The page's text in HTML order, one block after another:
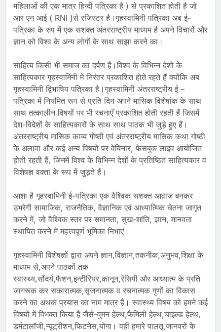
महिलाओं की एक मात्र हिन्दी पत्रिका है ) से प्रकाशित होती है जो
आर एन आई ( RNI )से रजिस्टर है।गृहस्वामिनी पत्रिका अब ई-
पत्रिका के रुप में एक सशक्त अंतरराष्ट्रीय माध्यम है अपने विचारों और
ज्ञान को विश्व के अन्य लोगों के साथ साझा करने का।
साहित्य किसी भी समाज का दर्पण है।विश्व के विभिन्न देशों के
साहित्यकार गृहस्वामिनी में निरंतर प्रकाशित होते रहते हैं क्योंकि अब
गृहस्वामिनी द्विभाषिय पत्रिका है।गृहस्वामिनी अंतरराष्ट्रीय ई –
पत्रिका में नियमित रूप से प्रति दिन अपने मासिक विशेषांक के साथ
साथ तत्कालीन विषयों पर भी रचनाएँ प्रकाशित होती रहती हैं जिसमें
देश-विदेशों के साहित्यकारों के साथ साथ पाठक भी जुड़े हुए हैं।
अंतरराष्ट्रीय मासिक काव्य गोष्ठी एवं अंतरराष्ट्रीय मासिक कथा गोष्ठी
के अलावा और कई अन्य विषयों पर वेबिनार, फेसबुक लाइव आयोजित
होती रहती हैं, जिनमें विश्व के विभिन्न देशों के प्रतिष्ठित साहित्यकार व
विशेषज्ञ वक्ता के रूप में जुड़ते हैं।
आशा है गृहस्वामिनी ई-पत्रिका एक वैश्विक सशक्त आव़ाज बनकर
उभरेगी सामाजिक, राजनैतिक, वैज्ञानिक एवं आध्यात्मिक चेतना जागृत
करने में, जो वैश्विक स्तर पर समानता, सुख-शांति, ज्ञान, मानवता
स्थापित करने में महत्त्वपूर्ण भूमिका निभाएं।
गृहस्वामिनी विशेषज्ञों द्वारा अपने ज्ञान,विज्ञान,तकनीक,अनुभव,शिक्षा के
माध्यम से,अपने पाठकों तक
स्वास्थ्य,सौंदर्य,फैशन,इन्टीरियर,कानून,रेसिपी और आध्यात्म के प्रति
जागरूक कर सकारात्मक,सृजनात्मक व रचनात्मक गुणों का विकास
करने का अथक प्रयास का नाम मात्र हैं। स्वास्थ्य विषय को हमने कई
विषयों में विभक्त किया है जैसे-वुमन हेल्थ,फैमिली हेल्थ,चाइल्ड हेल्थ,
डर्मटालॉजी,न्यूट्रीशन,फिटनेस,योगा। वहीं हमारे पालतू जानवरों के